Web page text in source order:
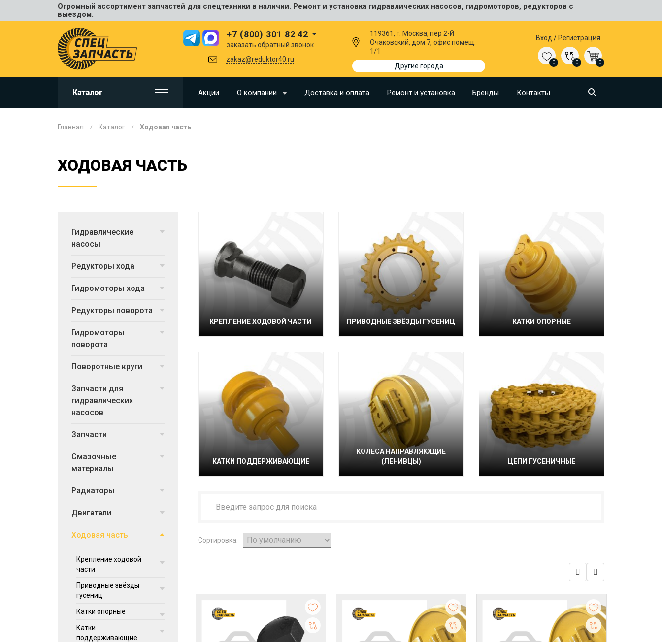
Огромный ассортимент запчастей для спецтехники в наличии. Ремонт и установка гидравлических насосов, гидромоторов, редукторов с
выездом.
+7 (800) 301 82 42
заказать обратный звонок
zakaz@reduktor40.ru
119361, г. Москва, пер 2-Й
Очаковский, дом 7, офис помещ.
1/1
Другие города
Вход / Регистрация
0 0 0
Каталог Акции О компании Доставка и оплата Ремонт и установка Бренды Контакты
Универсальные
HITACHI
CAT
CASE
Главная Каталог Ходовая часть
ХОДОВАЯ ЧАСТЬ
Гидравлические
насосы
Редукторы хода
Гидромоторы хода
Редукторы поворота
Гидромоторы
поворота
Поворотные круги
Запчасти для
гидравлических
насосов
Запчасти
Смазочные
материалы
Радиаторы
Двигатели
Ходовая часть
Крепление ходовой
части
Приводные звёзды
гусениц
Катки опорные
Катки
поддерживающие
КРЕПЛЕНИЕ ХОДОВОЙ ЧАСТИ ПРИВОДНЫЕ ЗВЁЗДЫ ГУСЕНИЦ КАТКИ ОПОРНЫЕ
КАТКИ ПОДДЕРЖИВАЮЩИЕ
КОЛЕСА НАПРАВЛЯЮЩИЕ
(ЛЕНИВЦЫ)
ЦЕПИ ГУСЕНИЧНЫЕ
Сортировка: